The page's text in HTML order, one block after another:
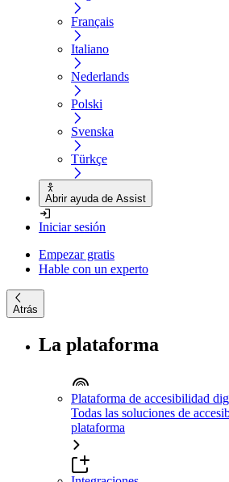
Français
Italiano
Nederlands
Polski
Svenska
Türkçe
Abrir ayuda de Assist
Iniciar sesión
Empezar gratis
Hable con un experto
Atrás
La plataforma
Plataforma de accesibilidad
Todas las soluciones de
plataforma